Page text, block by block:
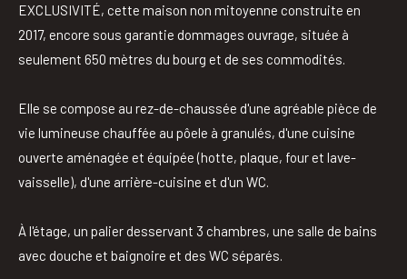
EXCLUSIVITÉ, cette maison non mitoyenne construite en
2017, encore sous garantie dommages ouvrage, située à
seulement 650 mètres du bourg et de ses commodités.
Elle se compose au rez-de-chaussée d'une agréable pièce de
vie lumineuse chauffée au pôele à granulés, d'une cuisine
ouverte aménagée et équipée (hotte, plaque, four et lave-
vaisselle), d'une arrière-cuisine et d'un WC.
À l'étage, un palier desservant 3 chambres, une salle de bains
avec douche et baignoire et des WC séparés.